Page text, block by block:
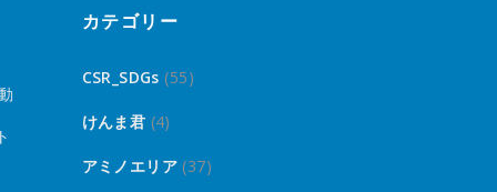
カテゴリー
CSR_SDGs (55)
けんま君 (4)
アミノエリア (37)